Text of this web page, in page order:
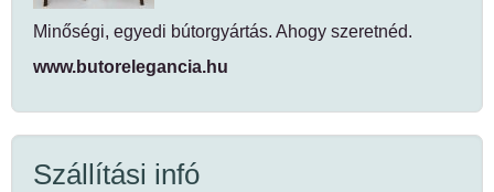
Minőségi, egyedi bútorgyártás. Ahogy szeretnéd.
www.butorelegancia.hu
Szállítási infó